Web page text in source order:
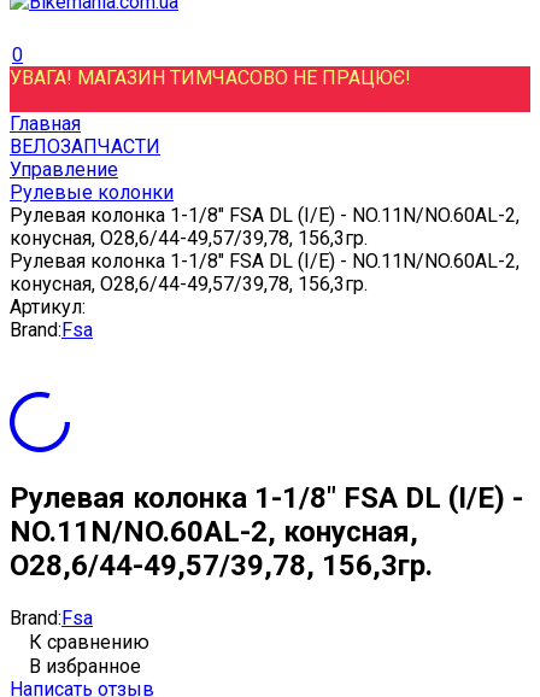
0
УВАГА! МАГАЗИН ТИМЧАСОВО НЕ ПРАЦЮЄ!
Главная
ВЕЛОЗАПЧАСТИ
Управление
Рулевые колонки
Рулевая колонка 1-1/8" FSA DL (I/E) - NO.11N/NO.60AL-2,
конусная, O28,6/44-49,57/39,78, 156,3гр.
Рулевая колонка 1-1/8" FSA DL (I/E) - NO.11N/NO.60AL-2,
конусная, O28,6/44-49,57/39,78, 156,3гр.
Артикул:
Brand:Fsa
Рулевая колонка 1-1/8" FSA DL (I/E) -
NO.11N/NO.60AL-2, конусная,
O28,6/44-49,57/39,78, 156,3гр.
Brand:Fsa
К сравнению
В избранное
Написать отзыв